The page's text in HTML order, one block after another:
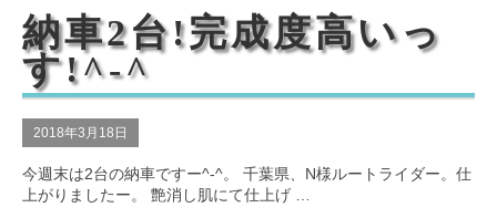
o
o
k
納車2台!完成度高いっ
す!^-^
2018年3月18日
今週末は2台の納車ですー^-^。 千葉県、N様ルートライダー。仕
上がりましたー。 艶消し肌にて仕上げ …